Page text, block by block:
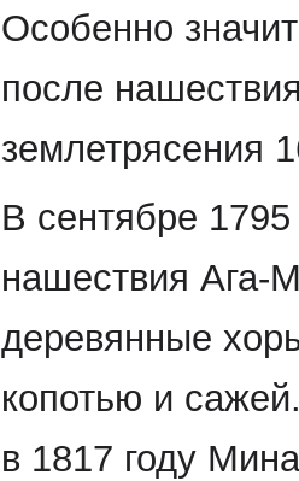
Особенно
после
землетрясения
В сентябре
нашествия
деревянные
копотью и
в 1817 году